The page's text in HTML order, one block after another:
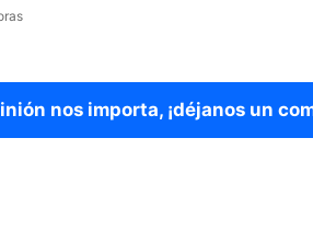
nos importa, ¡déjanos un